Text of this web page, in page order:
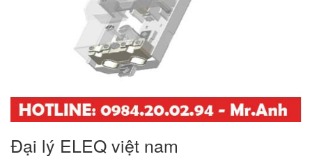
Đại lý ELEQ việt nam